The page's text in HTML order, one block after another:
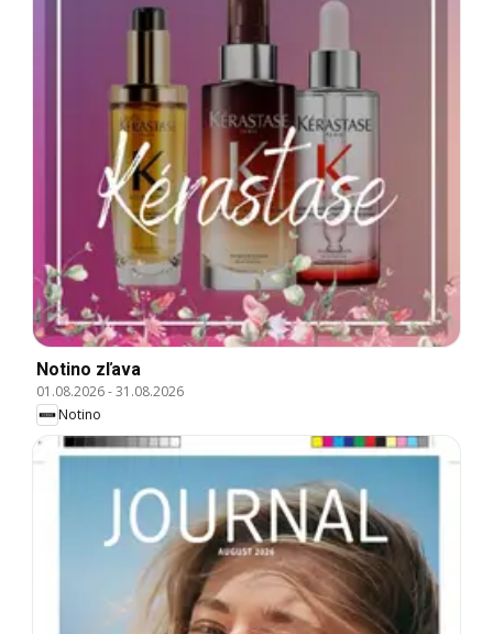
Notino zľava
01.08.2026-31.08.2026
Notino